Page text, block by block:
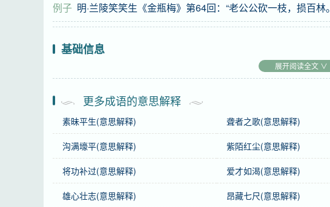
例子 明·兰陵笑笑生《金瓶梅》第64回：“老公公砍一枝，损百林。
基础信息
拼音 tù sǐ hú bēi，wù shāng qí lèi
注音
ㄊㄨˋ ㄙˇ ㄏㄨˊ ㄅㄟ，ㄨˋ ㄕㄤ ㄑ一ˊ ㄌㄟˋ
感情 兔死狐悲，物伤其类是中性词。
用法 作宾语、定语；指因同类的死亡而悲伤。
近义词 兔死狐悲
展开阅读全文 ∨
更多成语的意思解释
素昧平生(意思解释) 聋者之歌(意思解释)
沟满壕平(意思解释) 紫陌红尘(意思解释)
将功补过(意思解释) 爱才如渴(意思解释)
雄心壮志(意思解释) 昂藏七尺(意思解释)